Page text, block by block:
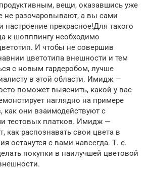
вещи, оказавшись уже
не разочаровывают, а вы сами
настроение прекрасное!Для такого
к шопппингу необходимо
И чтобы не совершив
цветотипа внешности и тем
с новым гардеробом, лучше
в этой области. Имидж —
поможет выяснить, какой у вас
наглядно на примере
как они взаимодействуют с
тестовых платков. Имидж —
как распознавать свои цвета в
останутся с вами навсегда. Т. е.
покупки в наилучшей цветовой